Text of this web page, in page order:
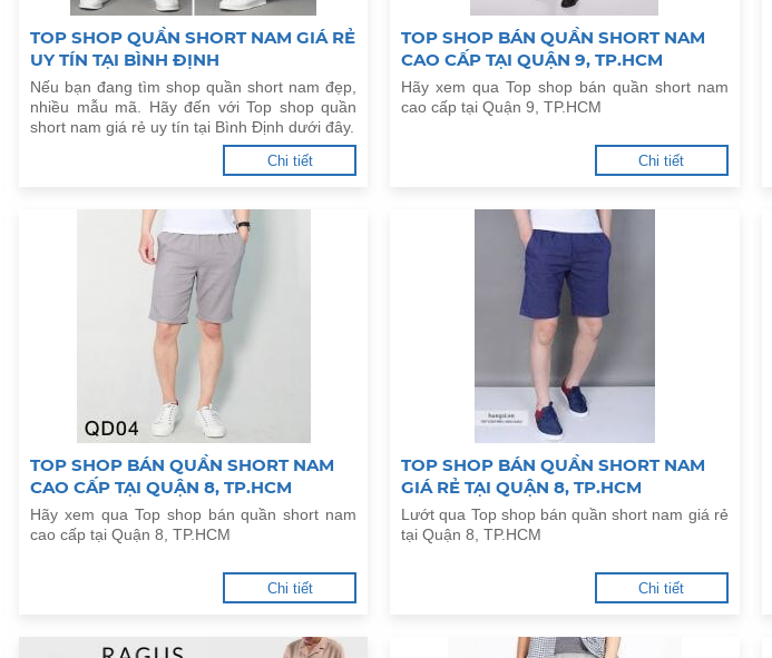
TOP SHOP QUẦN SHORT NAM GIÁ RẺ
UY TÍN TẠI BÌNH ĐỊNH
Nếu bạn đang tìm shop quần short nam đẹp,
nhiều mẫu mã. Hãy đến với Top shop quần
short nam giá rẻ uy tín tại Bình Định dưới đây.
Chi tiết
TOP SHOP BÁN QUẦN SHORT NAM
CAO CẤP TẠI QUẬN 9, TP.HCM
Hãy xem qua Top shop bán quần short nam
cao cấp tại Quận 9, TP.HCM
Chi tiết
TOP SHOP BÁN QUẦN SHORT NAM
CAO CẤP TẠI QUẬN 8, TP.HCM
Hãy xem qua Top shop bán quần short nam
cao cấp tại Quận 8, TP.HCM
Chi tiết
TOP SHOP BÁN QUẦN SHORT NAM
GIÁ RẺ TẠI QUẬN 8, TP.HCM
Lướt qua Top shop bán quần short nam giá rẻ
tại Quận 8, TP.HCM
Chi tiết